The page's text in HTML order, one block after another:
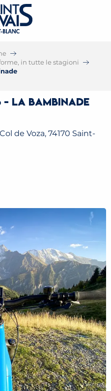
in tutte le stagioni
La Bambinade
de Voza, 74170 Saint-